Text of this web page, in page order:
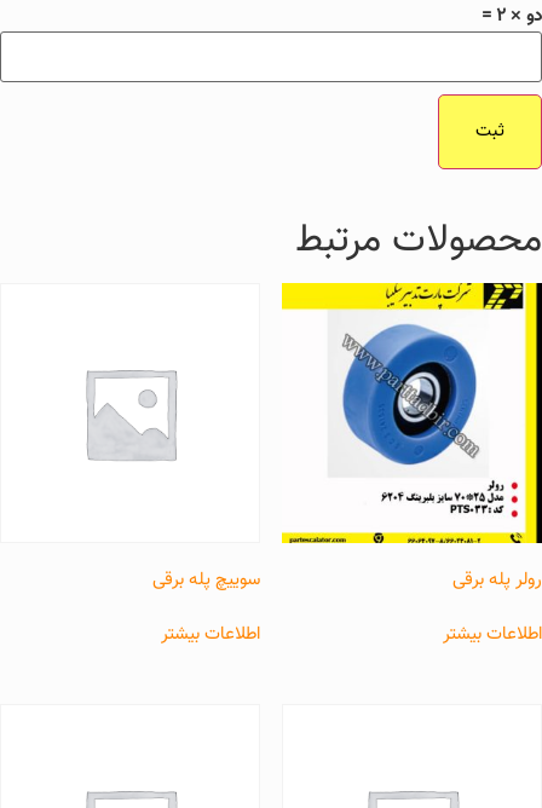
دو × 2 =
محصولات مرتبط
رولر پله برقی
اطلاعات بیشتر
سوییچ پله برقی
اطلاعات بیشتر